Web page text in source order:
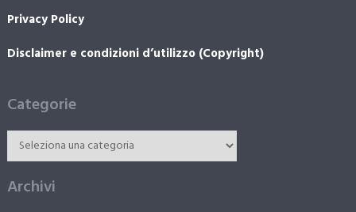
Privacy Policy
Disclaimer e condizioni d’utilizzo (Copyright)
Categorie
Archivi